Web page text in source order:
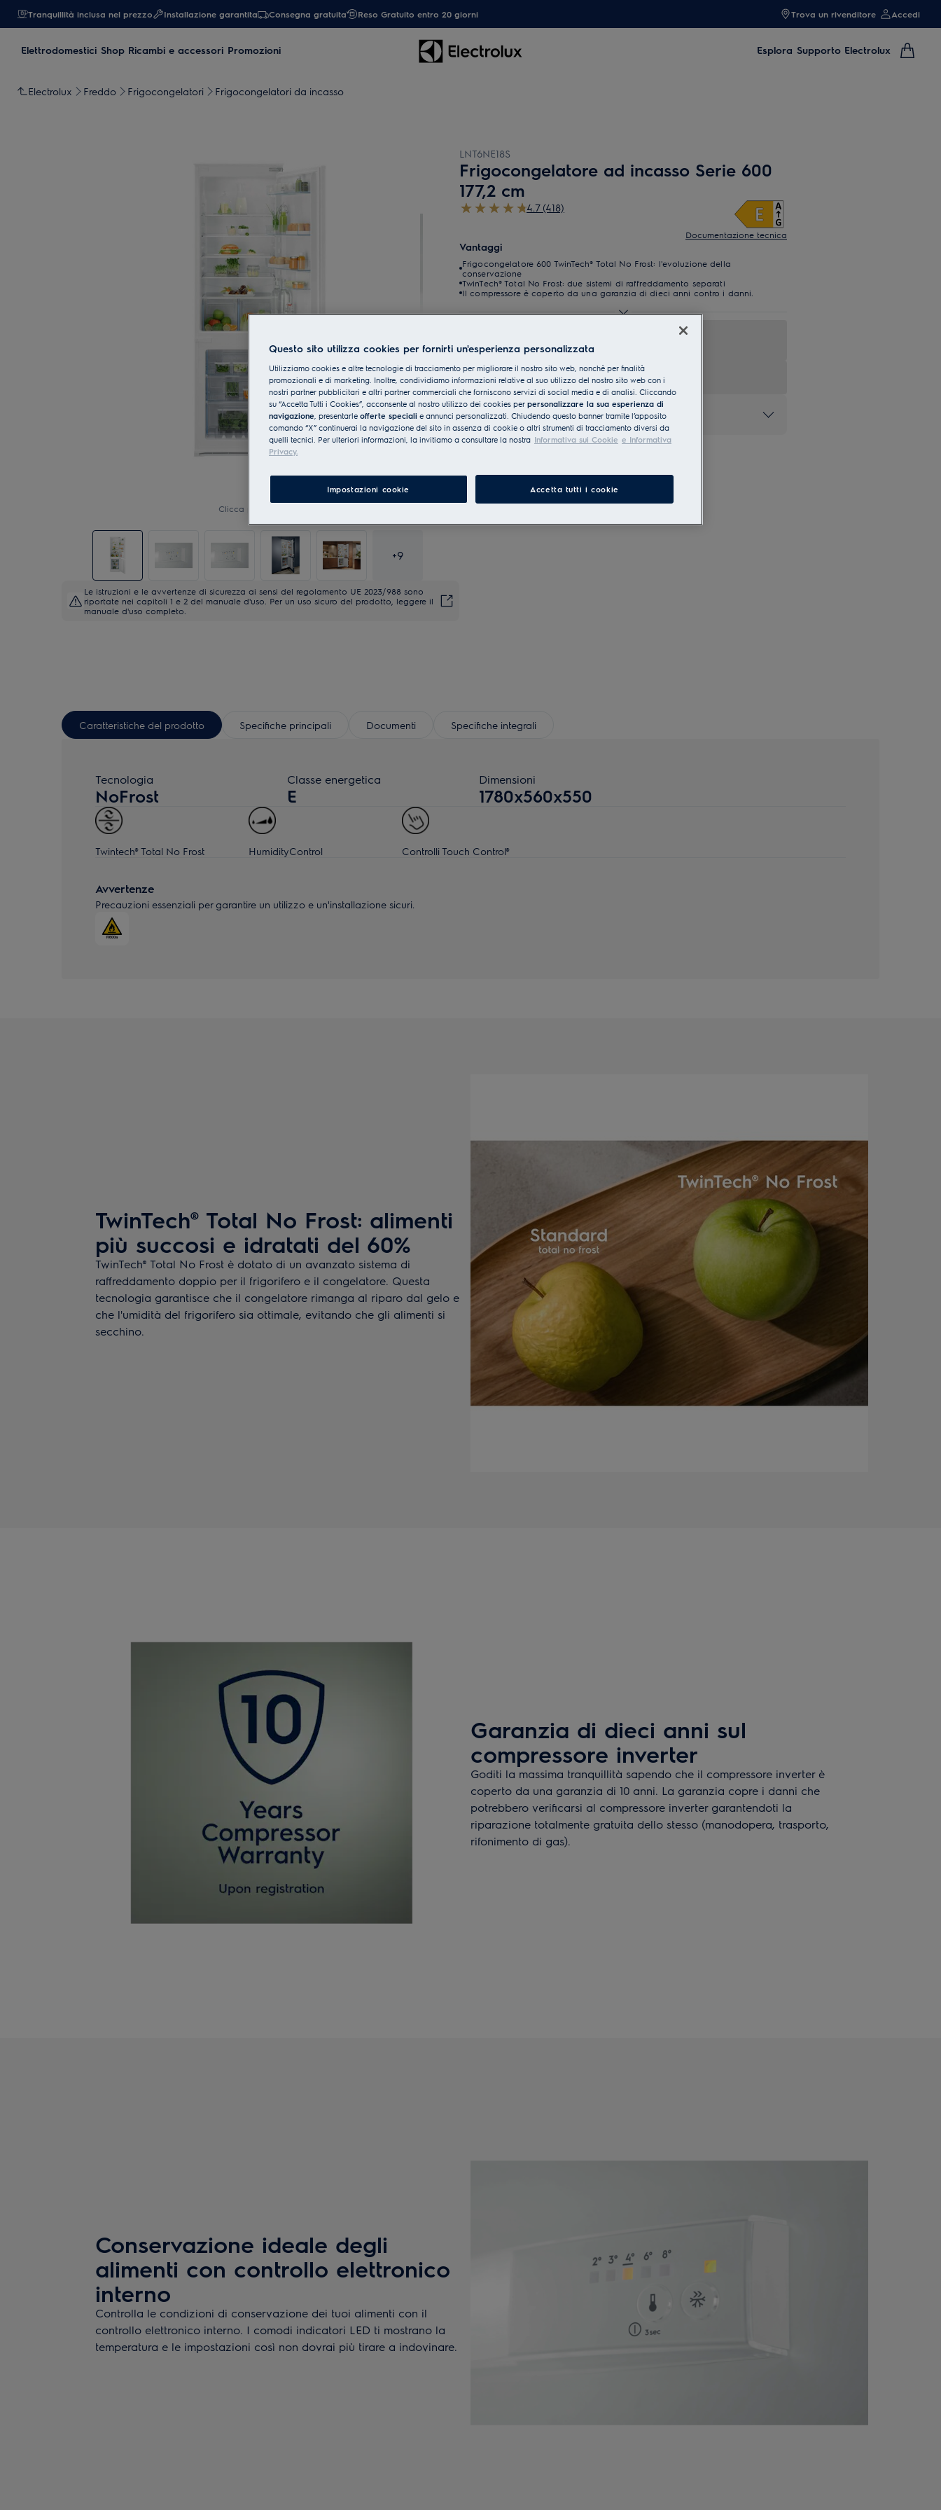
Tranquillità inclusa nel prezzo Installazione garantita Consegna gratuita Reso Gratuito entro 20 giorni Trova un rivenditore Accedi
Elettrodomestici Shop Ricambi e accessori Promozioni Esplora Supporto Electrolux
Electrolux Freddo Frigocongelatori Frigocongelatori da incasso
Clicca per ingrandire
+9
Le istruzioni e le avvertenze di sicurezza ai sensi del regolamento UE 2023/988 sono
riportate nei capitoli 1 e 2 del manuale d'uso. Per un uso sicuro del prodotto, leggere il
manuale d'uso completo.
LNT6NE18S
Frigocongelatore ad incasso Serie 600
177,2 cm
4.7 (418)
Documentazione tecnica
Vantaggi
Frigocongelatore 600 TwinTech® Total No Frost: l'evoluzione della
conservazione
TwinTech® Total No Frost: due sistemi di raffreddamento separati
Il compressore è coperto da una garanzia di dieci anni contro i danni.
Made in ITALY
Caratteristiche del prodotto Specifiche principali Documenti Specifiche integrali
Tecnologia
NoFrost
Classe energetica
E
Dimensioni
1780x560x550
Twintech® Total No Frost HumidityControl Controlli Touch Control®
Avvertenze
Precauzioni essenziali per garantire un utilizzo e un'installazione sicuri.
TwinTech® Total No Frost: alimenti
più succosi e idratati del 60%
TwinTech® Total No Frost è dotato di un avanzato sistema di
raffreddamento doppio per il frigorifero e il congelatore. Questa
tecnologia garantisce che il congelatore rimanga al riparo dal gelo e
che l'umidità del frigorifero sia ottimale, evitando che gli alimenti si
secchino.
Garanzia di dieci anni sul
compressore inverter
Goditi la massima tranquillità sapendo che il compressore inverter è
coperto da una garanzia di 10 anni. La garanzia copre i danni che
potrebbero verificarsi al compressore inverter garantendoti la
riparazione totalmente gratuita dello stesso (manodopera, trasporto,
rifonimento di gas).
Conservazione ideale degli
alimenti con controllo elettronico
interno
Controlla le condizioni di conservazione dei tuoi alimenti con il
controllo elettronico interno. I comodi indicatori LED ti mostrano la
temperatura e le impostazioni così non dovrai più tirare a indovinare.
Questo sito utilizza cookies per fornirti un'esperienza personalizzata
Utilizziamo cookies e altre tecnologie di tracciamento per migliorare il nostro sito web, nonchè per finalità
promozionali e di marketing. Inoltre, condividiamo informazioni relative al suo utilizzo del nostro sito web con i
nostri partner pubblicitari e altri partner commerciali che forniscono servizi di social media e di analisi. Cliccando
su “Accetta Tutti i Cookies”, acconsente al nostro utilizzo dei cookies per personalizzare la sua esperienza di
navigazione, presentarle offerte speciali e annunci personalizzati. Chiudendo questo banner tramite l’apposito
comando “X” continuerai la navigazione del sito in assenza di cookie o altri strumenti di tracciamento diversi da
quelli tecnici. Per ulteriori informazioni, la invitiamo a consultare la nostra Informativa sui Cookie e Informativa
Privacy.
Impostazioni cookie Accetta tutti i cookie